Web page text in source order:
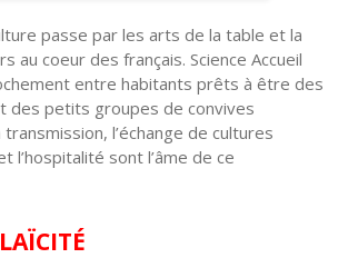
passe par les arts de la table et la
au coeur des français. Science Accueil
entre habitants prêts à être des
des petits groupes de convives
l’échange de cultures
l’hospitalité sont l’âme de ce